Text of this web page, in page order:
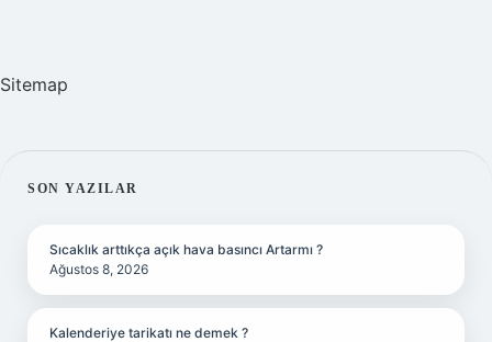
Sitemap
SIDEBAR
SON YAZILAR
Sıcaklık arttıkça açık hava basıncı Artarmı ?
Ağustos 8, 2026
Kalenderiye tarikatı ne demek ?